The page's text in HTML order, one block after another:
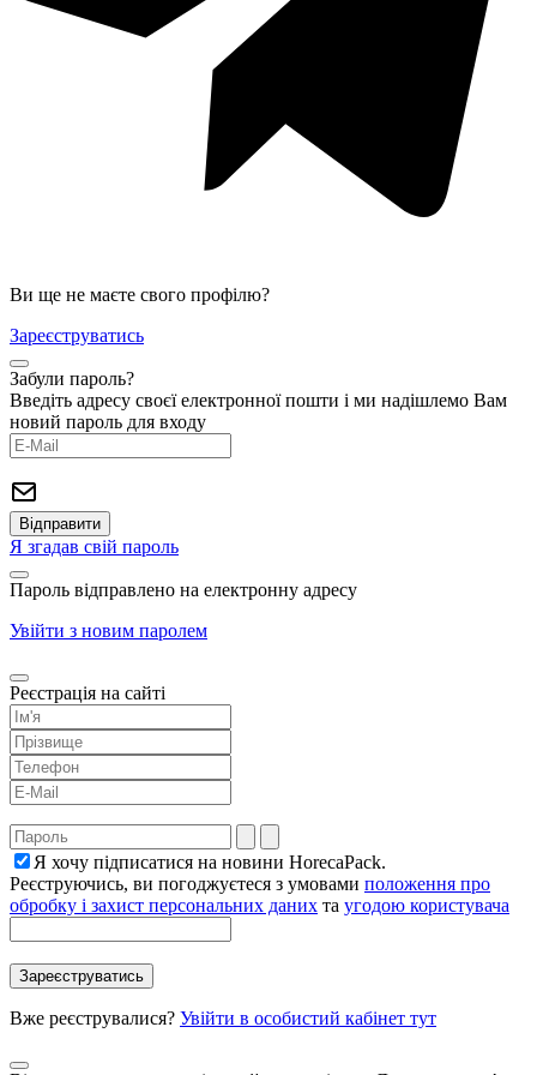
Ви ще не маєте свого профілю?
Зареєструватись
Забули пароль?
Введіть адресу своєї електронної пошти і ми надішлемо Вам
новий пароль для входу
Я згадав свій пароль
Пароль відправлено на електронну адресу
Увійти з новим паролем
Реєстрація на сайті
Я хочу підписатися на новини HorecaPack.
Реєструючись, ви погоджуєтеся з умовами положення про
обробку і захист персональних даних та угодою користувача
Вже реєструвалися? Увійти в особистий кабінет тут